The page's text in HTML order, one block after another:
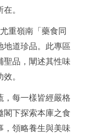
。
重嶺南「藥食同
地道珍品。此專區
聖品，闡述其性味
。
，每一樣皆經嚴格
閣下探索本庫之食
，領略養生與美味